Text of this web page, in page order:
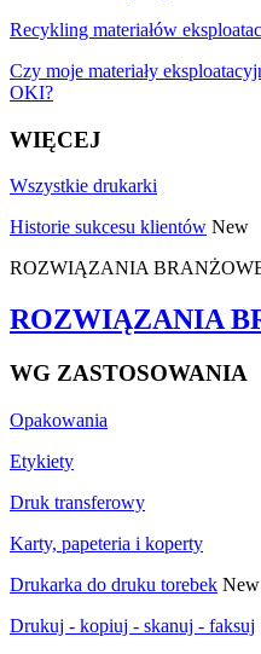
Recykling materiałów
Czy moje materiały
OKI?
WIĘCEJ
Wszystkie drukarki
Historie sukcesu klientów New
ROZWIĄZANIA
ROZWIĄZANIA
WG ZASTOSOWANIA
Opakowania
Etykiety
Druk transferowy
Karty, papeteria i koperty
Drukarka do druku torebek New
Drukuj - kopiuj - skanuj - faksuj